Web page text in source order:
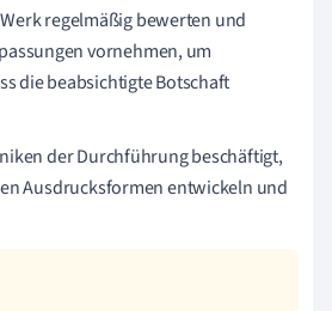
regelmäßig bewerten und
vornehmen, um
die beabsichtigte Botschaft
der Durchführung beschäftigt,
Ausdrucksformen entwickeln und